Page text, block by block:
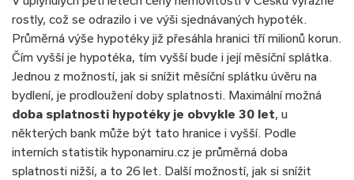
rostly, což se odrazilo i ve výši sjednávaných hypoték.
Průměrná výše hypotéky již přesáhla hranici tří milionů korun.
Čím vyšší je hypotéka, tím vyšší bude i její měsíční splátka.
Jednou z možností, jak si snížit měsíční splátku úvěru na
bydlení, je prodloužení doby splatnosti. Maximální možná
doba splatnosti hypotéky je obvykle 30 let, u
některých bank může být tato hranice i vyšší. Podle
interních statistik hyponamiru.cz je průměrná doba
splatnosti nižší, a to 26 let. Další možností, jak si snížit